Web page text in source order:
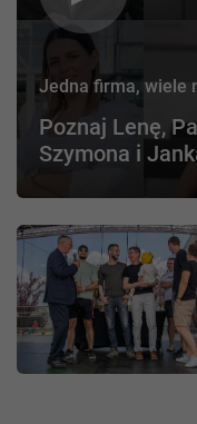
Jedna firma, wiele
Poznaj Lenę,
Szymona i